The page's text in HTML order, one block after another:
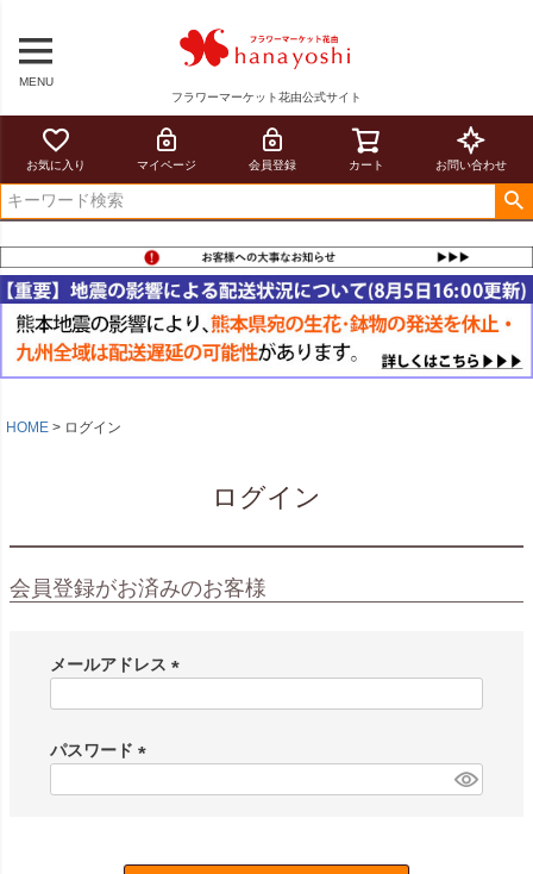
MENU
フラワーマーケット花由公式サイト
お気に入り マイページ 会員登録 カート お問い合わせ
HOME ログイン
ログイン
会員登録がお済みのお客様
メールアドレス
)
パスワード